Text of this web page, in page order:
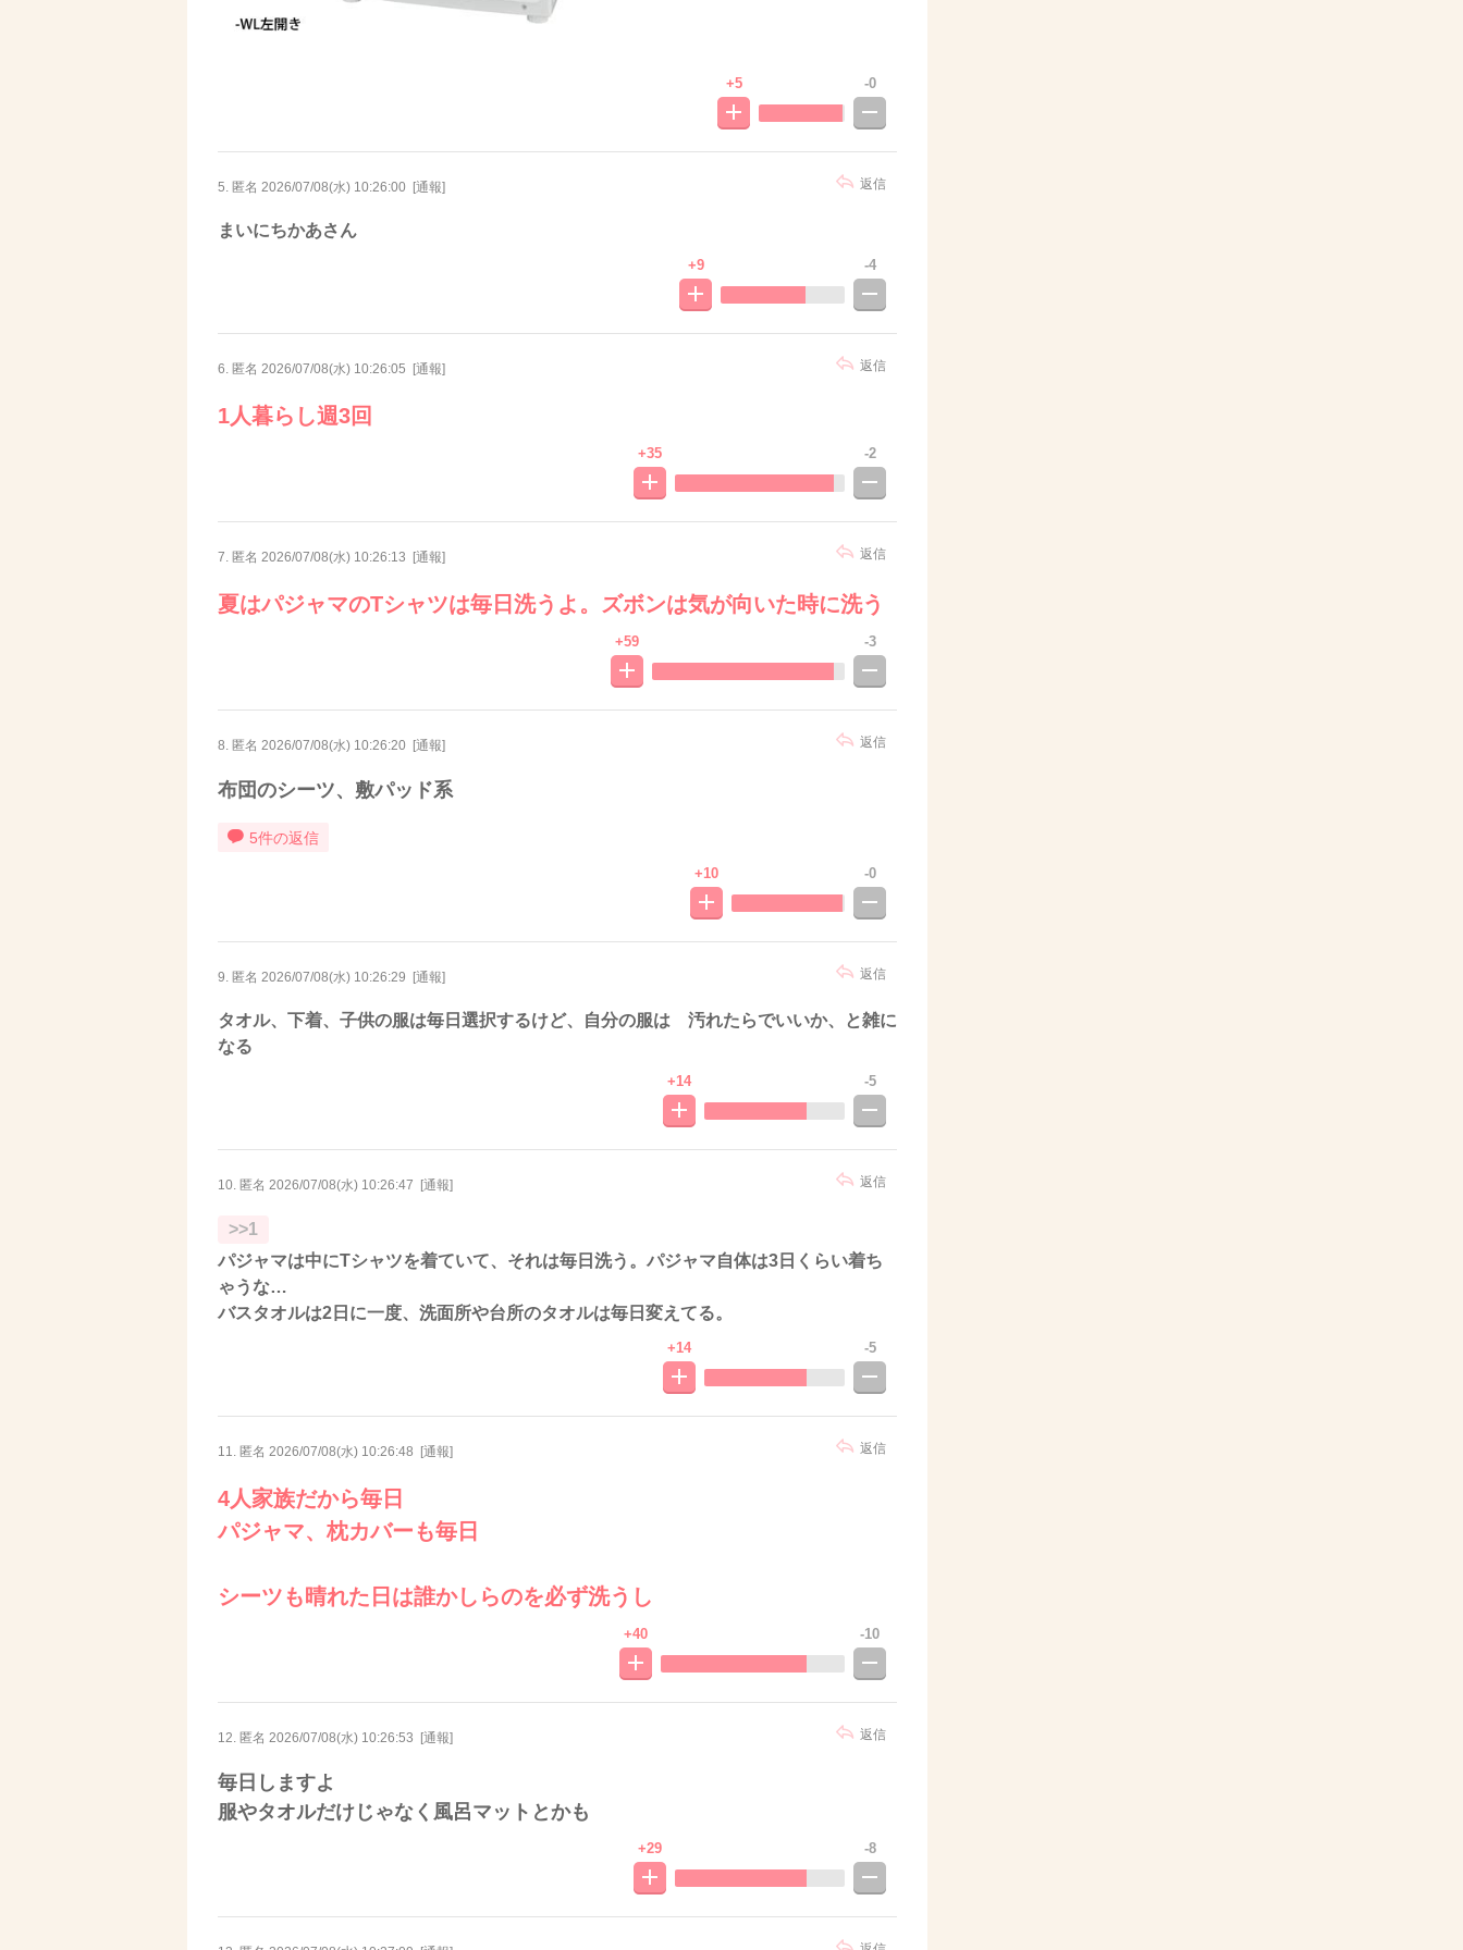
+5 -0
5. 匿名 2026/07/08(水) 10:26:00 [通報]
まいにちかあさん
返信
+9 -4
6. 匿名 2026/07/08(水) 10:26:05 [通報]
1人暮らし週3回
返信
+35 -2
7. 匿名 2026/07/08(水) 10:26:13 [通報]
夏はパジャマのTシャツは毎日洗うよ。ズボンは気が向いた時に洗う
返信
+59 -3
8. 匿名 2026/07/08(水) 10:26:20 [通報]
布団のシーツ、敷パッド系
返信
5件の返信
+10 -0
9. 匿名 2026/07/08(水) 10:26:29 [通報]
タオル、下着、子供の服は毎日選択するけど、自分の服は 汚れたらでいいか、と雑に
なる
返信
+14 -5
10. 匿名 2026/07/08(水) 10:26:47 [通報]
>>1
パジャマは中にTシャツを着ていて、それは毎日洗う。パジャマ自体は3日くらい着ち
ゃうな…
バスタオルは2日に一度、洗面所や台所のタオルは毎日変えてる。
返信
+14 -5
11. 匿名 2026/07/08(水) 10:26:48 [通報]
4人家族だから毎日
パジャマ、枕カバーも毎日
シーツも晴れた日は誰かしらのを必ず洗うし
返信
+40 -10
12. 匿名 2026/07/08(水) 10:26:53 [通報]
毎日しますよ
服やタオルだけじゃなく風呂マットとかも
返信
+29 -8